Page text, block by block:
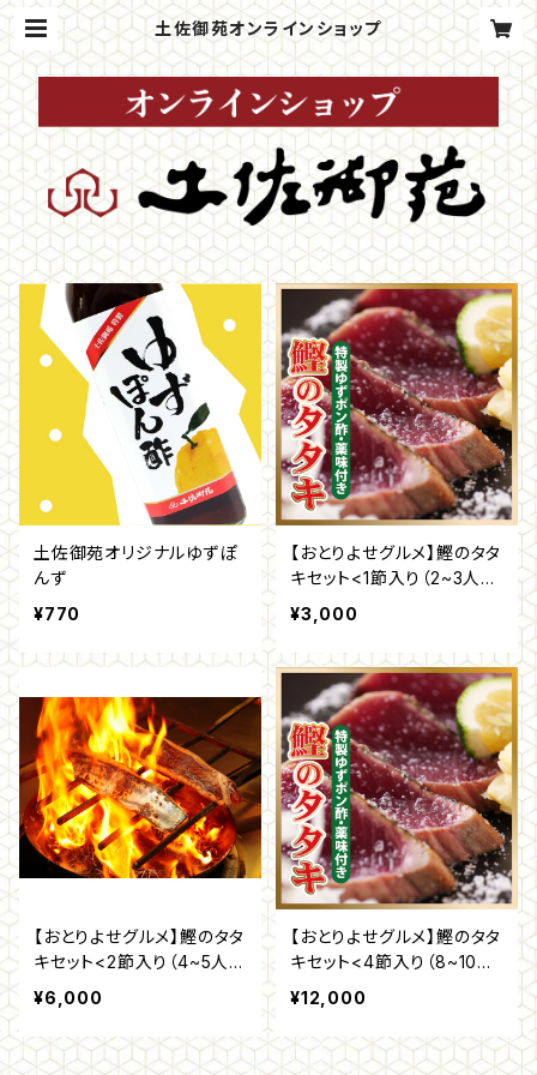
土佐御苑オンラインショップ
土佐御苑オリジナルゆずぽ
んず
¥770
【おとりよせグルメ】鰹のタタ
キセット<1節入り（2~3人
前）>（冷凍便）
¥3,000
【おとりよせグルメ】鰹のタタ
キセット<2節入り（4~5人
前）>（冷凍便）
¥6,000
【おとりよせグルメ】鰹のタタ
キセット<4節入り（8~10人
前）>（冷凍便）
¥12,000